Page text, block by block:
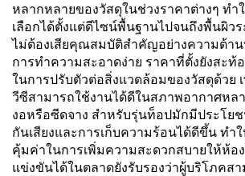
หลากหลายของวัสดุในช่วงราคาต่างๆ ทำ
เลือกได้ตั้งแต่ดีไซน์พื้นฐานไปจนถึงพื้นผิว
ไม่ต้องเสียคุณสมบัติสำคัญอย่างความต้า
การทำความสะอาดง่าย ราคาที่ตั้งยังสะท้
ในการปรับตัวต่อสิ่งแวดล้อมของวัสดุด้วย เ
วีซีสามารถใช้งานได้ดีในสภาพอากาศหล
งอหรือซีดจาง สำหรับรุ่นท็อปมักมีประโยช
กันเสียงและการเก็บความร้อนได้ดีขึ้น ทำ
คุ้มค่าในการเพิ่มความสะดวกสบายให้ห้อ
แข่งขันได้ในตลาดยังรับรองว่าผู้บริโภค